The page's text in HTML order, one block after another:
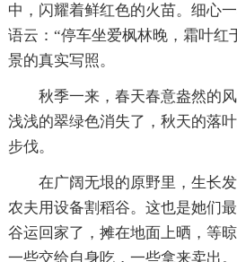
中，闪耀着鲜红色的火苗。细心
语云：“停车坐爱枫林晚，霜叶红
景的真实写照。
秋季一来，春天春意盎然的
浅浅的翠绿色消失了，秋天的落
步伐。
在广阔无垠的原野里，生长
农夫用设备割稻谷。这也是她们
谷运回家了，摊在地面上晒，等
一些交给自身吃，一些拿来卖出。